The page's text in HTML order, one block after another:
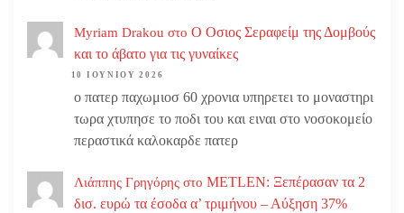
Myriam Drakou στο Ο Οσιος Σεραφείμ της Δομβούς
και το άβατο για τις γυναίκες
10 ΙΟΥΝΊΟΥ 2026
ο πατερ παχωμιοσ 60 χρονια υπηρετει το μοναστηρι
τωρα χτυπησε το ποδι του και ειναι στο νοσοκομείο
περαστικά καλοκαρδε πατερ
Λιάππης Γρηγόρης στο METLEN: Ξεπέρασαν τα 2
δισ. ευρώ τα έσοδα α’ τριμήνου – Αύξηση 37%